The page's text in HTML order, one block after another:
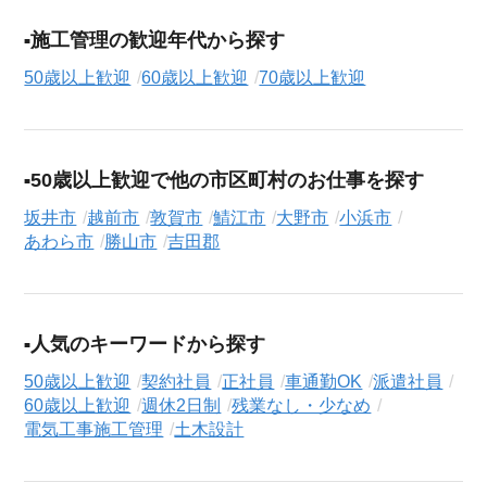
施工管理の歓迎年代から探す
50歳以上歓迎 60歳以上歓迎 70歳以上歓迎
50歳以上歓迎で他の市区町村のお仕事を探す
坂井市 越前市 敦賀市 鯖江市 大野市
小浜市
あわら市
勝山市 吉田郡
人気のキーワードから探す
50歳以上歓迎 契約社員 正社員 車通勤OK
派遣社員
60歳以上歓迎
週休2日制
残業なし・少なめ
電気工事施工管理
土木設計